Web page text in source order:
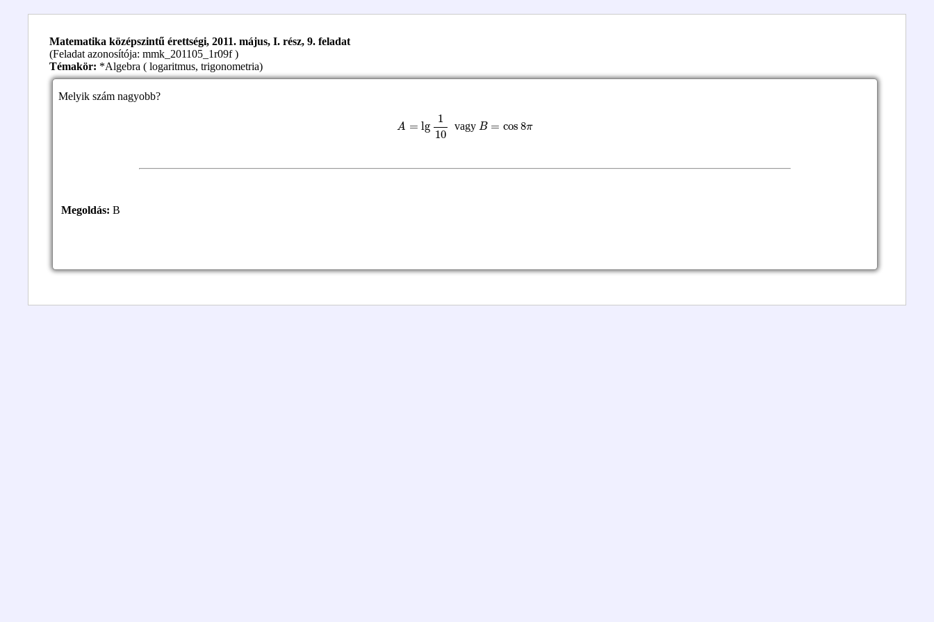
Matematika középszintű érettségi, 2011. május, I. rész, 9. feladat
(Feladat azonosítója: mmk_201105_1r09f )
Témakör: *Algebra ( logaritmus, trigonometria)
Melyik szám nagyobb?
A lg1 10 vagy B= π
Megoldás: B